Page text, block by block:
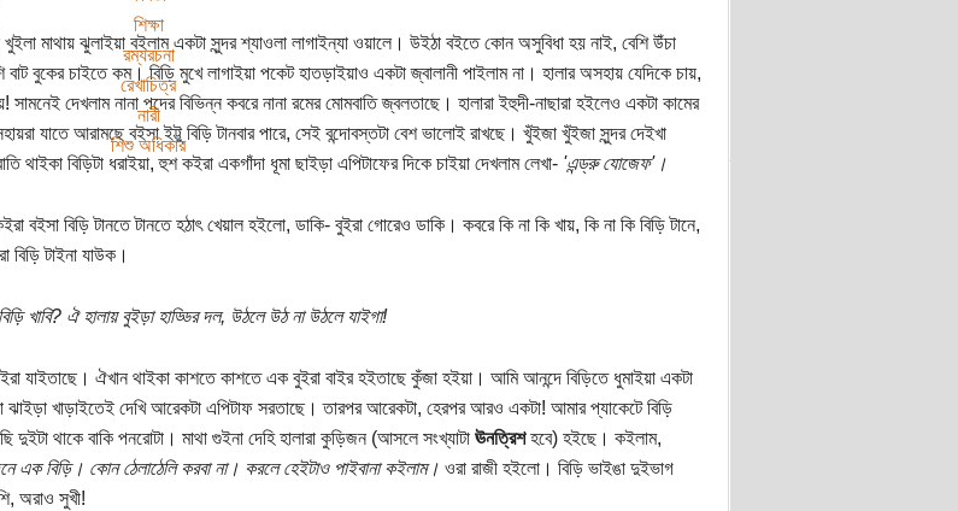
শিক্ষা
রম্যরচনা
রেখাচিত্র
নারী
শিশু অধিকার
খুইলা মাথায় ঝুলাইয়া বইলাম একটা সুন্দর শ্যাওলা লাগাইন্যা ওয়ালে। উইঠা বইতে কোন অসুবিধা হয় নাই, বেশি উঁচা
বাট বুকের চাইতে কম। বিড়ি মুখে লাগাইয়া পকেট হাতড়াইয়াও একটা জ্বালানী পাইলাম না। হালার অসহায় যেদিকে চায়,
দেখলাম নানা পদের বিভিন্ন কবরে নানা রমের মোমবাতি জ্বলতাছে। হালারা ইহুদী-নাছারা হইলেও একটা কামের
যাতে আরামছে বইসা ইট্টু বিড়ি টানবার পারে, সেই বন্দোবস্তটা বেশ ভালোই রাখছে। খুঁইজা খুঁইজা সুন্দর দেইখা
থাইকা বিড়িটা ধরাইয়া, হুশ কইরা একগাঁদা ধূমা ছাইড়া এপিটাফের দিকে চাইয়া দেখলাম লেখা- 'এন্ড্রু যোজেফ'।
বইসা বিড়ি টানতে টানতে হঠাৎ খেয়াল হইলো, ডাকি- বুইরা গোরেও ডাকি। কবরে কি না কি খায়, কি না কি বিড়ি টানে,
বিড়ি টাইনা যাউক।
খাবি? ঐ হালায় বুইড়া হাড্ডির দল, উঠলে উঠ না উঠলে যাইগা!
যাইতাছে। ঐখান থাইকা কাশতে কাশতে এক বুইরা বাইর হইতাছে কুঁজা হইয়া। আমি আনন্দে বিড়িতে ধুমাইয়া একটা
ঝাইড়া খাড়াইতেই দেখি আরেকটা এপিটাফ সরতাছে। তারপর আরেকটা, হেরপর আরও একটা! আমার প্যাকেটে বিড়ি
থাকে বাকি পনরোটা। মাথা গুইনা দেহি হালারা কুড়িজন (আসলে সংখ্যাটা ঊনত্রিশহবে) হইছে। কইলাম,
এক বিড়ি। কোন ঠেলাঠেলি করবা না। করলে হেইটাও পাইবানা কইলাম। ওরা রাজী হইলো। বিড়ি ভাইঙা দুইভাগ
অরাও সুখী!